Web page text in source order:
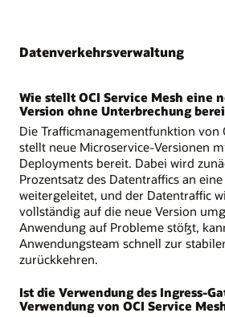
Datenverkehrsverwaltung
Wie stellt OCI Service Mesh eine
Version ohne Unterbrechung
Die Trafficmanagementfunktion von
stellt neue Microservice-Versionen
Deployments bereit. Dabei wird
Prozentsatz des Datentraffics an
weitergeleitet, und der Datentraffic
vollständig auf die neue Version
Anwendung auf Probleme stößt,
Anwendungsteam schnell zur
zurückkehren.
Ist die Verwendung des Ingress-
Verwendung von OCI Service